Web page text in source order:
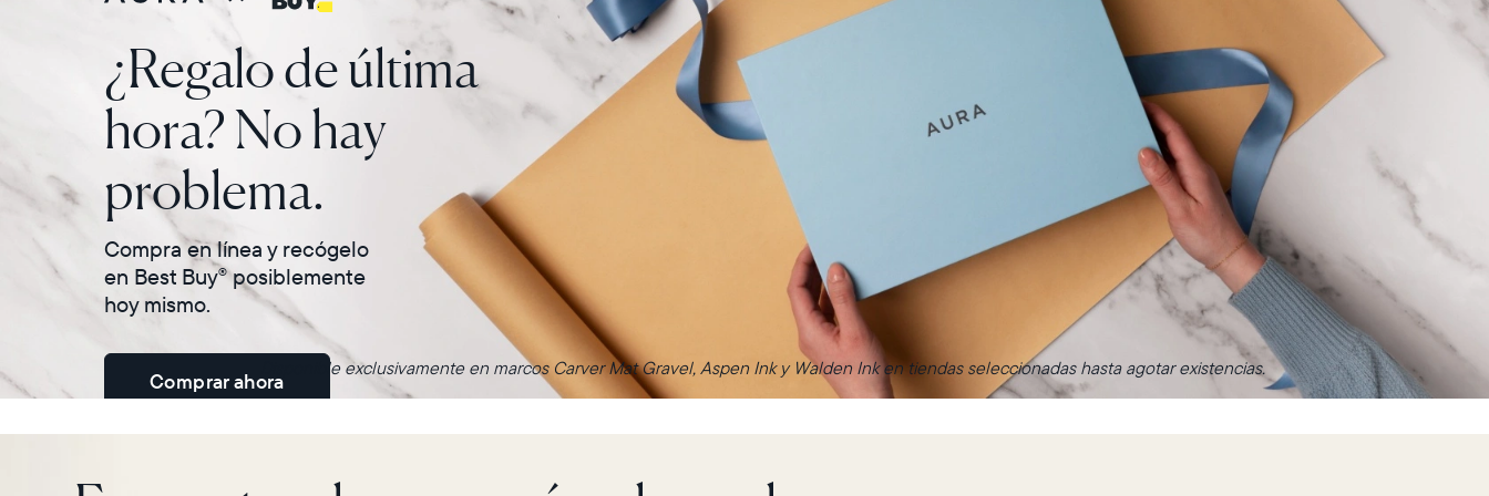
¿Regalo de última
hora? No hay
problema.
Compra en línea y recógelo
en Best Buy®posiblemente
hoy mismo.
Comprar ahora
Disponible exclusivamente en marcos Carver Mat Gravel, Aspen Ink y Walden Ink en tiendas seleccionadas hasta agotar existencias.